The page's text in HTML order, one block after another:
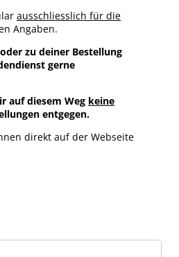
ausschliesslich für die
Angaben.
zu deiner Bestellung
gerne
auf diesem Weg keine
entgegen.
direkt auf der Webseite